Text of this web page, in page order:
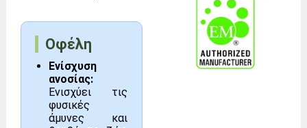
Οφέλη
Ενίσχυση
ανοσίας:
Ενισχύει τις
φυσικές
άμυνες και